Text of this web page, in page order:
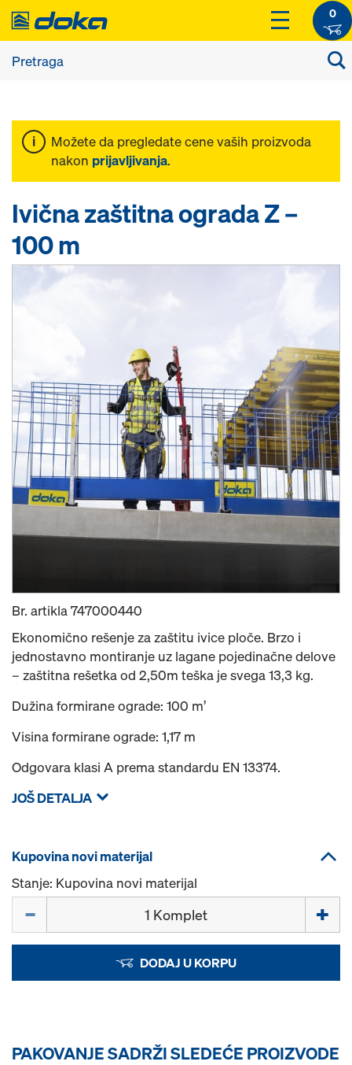
0
Možete da pregledate cene vaših proizvoda
nakon prijavljivanja.
Ivična zaštitna ograda Z –
100 m
Br. artikla747000440
Ekonomično rešenje za zaštitu ivice ploče. Brzo i
jednostavno montiranje uz lagane pojedinačne delove
– zaštitna rešetka od 2,50m teška je svega 13,3 kg.
Dužina formirane ograde: 100 m’
Visina formirane ograde: 1,17 m
Odgovara klasi A prema standardu EN 13374.
JOŠ DETALJA
Kupovina novi materijal
Stanje: Kupovina novi materijal
DODAJ U KORPU
PAKOVANJE SADRŽI SLEDEĆE PROIZVODE